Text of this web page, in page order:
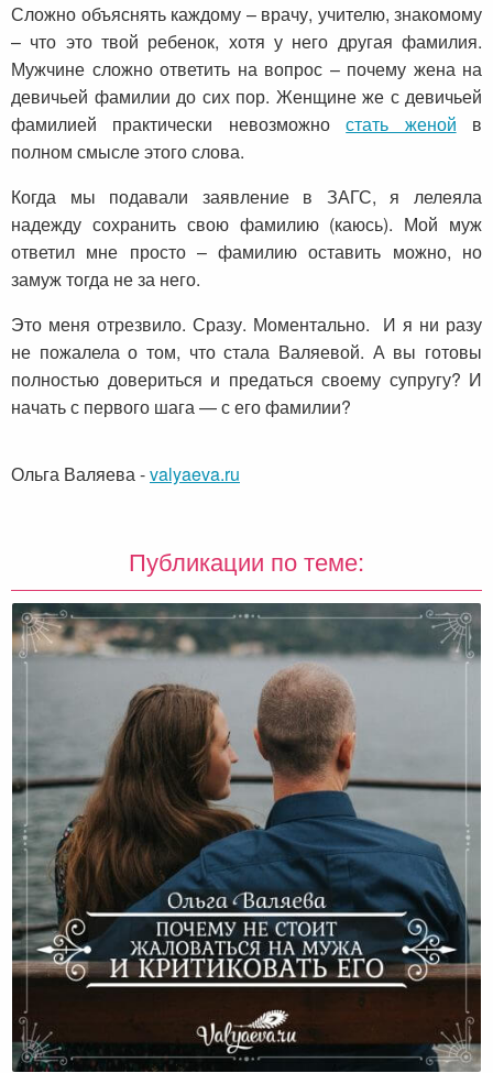
Сложно объяснять каждому – врачу, учителю, знакомому
– что это твой ребенок, хотя у него другая фамилия.
Мужчине сложно ответить на вопрос – почему жена на
девичьей фамилии до сих пор. Женщине же с девичьей
фамилией практически невозможностать женой в
полном смысле этого слова.
Когда мы подавали заявление в ЗАГС, я лелеяла
надежду сохранить свою фамилию (каюсь). Мой муж
ответил мне просто – фамилию оставить можно, но
замуж тогда не за него.
Это меня отрезвило. Сразу. Моментально. И я ни разу
не пожалела о том, что стала Валяевой. А вы готовы
полностью довериться и предаться своему супругу? И
начать с первого шага — с его фамилии?
Ольга Валяева-valyaeva.ru
Публикации по теме:
Почему Не Стоит Жаловаться На Мужа И
Критиковать Его